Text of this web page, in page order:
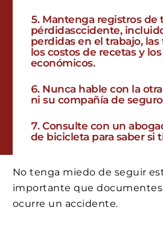
Mantenga registros de
pérdidasccidente,
perdidas en el trabajo,
los costos de recetas y
económicos.
Nunca hable con la
ni su compañía de
Consulte con un
de bicicleta para saber si
No tenga miedo de seguir
importante que
ocurre un accidente.